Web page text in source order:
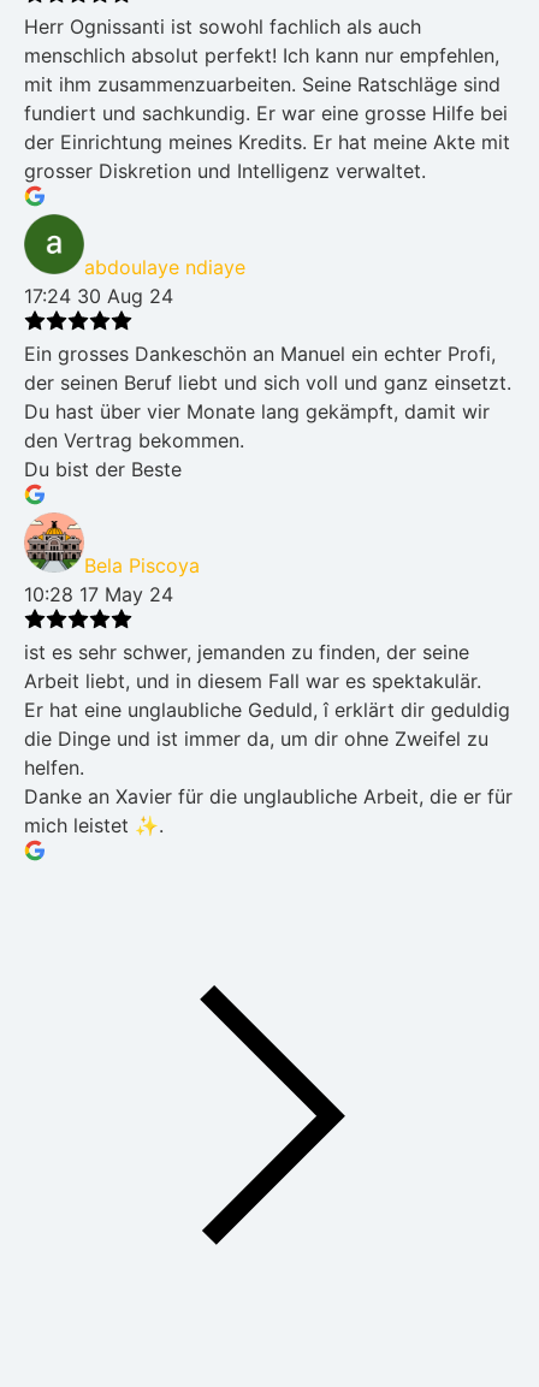
Herr Ognissanti ist sowohl fachlich als auch
menschlich absolut perfekt! Ich kann nur empfehlen,
mit ihm zusammenzuarbeiten. Seine Ratschläge sind
fundiert und sachkundig. Er war eine grosse Hilfe bei
der Einrichtung meines Kredits. Er hat meine Akte mit
grosser Diskretion und Intelligenz verwaltet.
abdoulaye ndiaye
17:24 30 Aug 24
Ein grosses Dankeschön an Manuel ein echter Profi,
der seinen Beruf liebt und sich voll und ganz einsetzt.
Du hast über vier Monate lang gekämpft, damit wir
den Vertrag bekommen.
Du bist der Beste
Bela Piscoya
10:28 17 May 24
ist es sehr schwer, jemanden zu finden, der seine
Arbeit liebt, und in diesem Fall war es spektakulär.
Er hat eine unglaubliche Geduld, î erklärt dir geduldig
die Dinge und ist immer da, um dir ohne Zweifel zu
helfen.
Danke an Xavier für die unglaubliche Arbeit, die er für
mich leistet ✨.